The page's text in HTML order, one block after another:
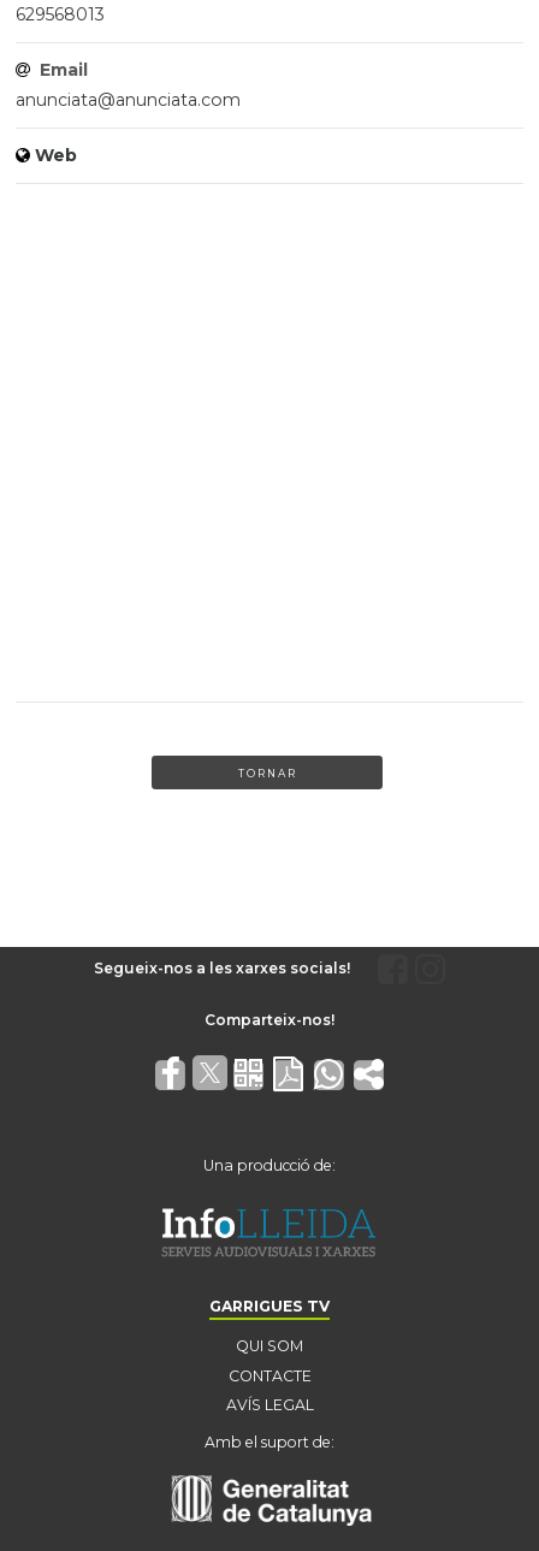
629568013
Email
anunciata@anunciata.com
Web
TORNAR
Segueix-nos a les xarxes socials!
Una producció de:
GARRIGUES TV
QUI SOM
CONTACTE
AVÍS LEGAL
Amb el suport de: